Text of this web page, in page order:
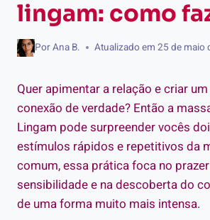
lingam: como
PorAna B. Atualizado em 25 de maio
Quer apimentar a relação e criar
conexão de verdade? Então a
Lingam pode surpreender vocês
estímulos rápidos e repetitivos da
comum, essa prática foca no
sensibilidade e na descoberta do
de uma forma muito mais intensa.